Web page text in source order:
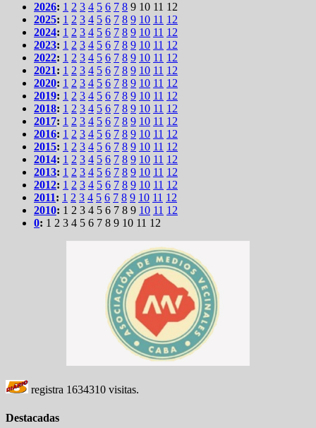
2026: 1 2 3 4 5 6 7 8 9 10 11 12
2025: 1 2 3 4 5 6 7 8 9 10 11 12
2024: 1 2 3 4 5 6 7 8 9 10 11 12
2023: 1 2 3 4 5 6 7 8 9 10 11 12
2022: 1 2 3 4 5 6 7 8 9 10 11 12
2021: 1 2 3 4 5 6 7 8 9 10 11 12
2020: 1 2 3 4 5 6 7 8 9 10 11 12
2019: 1 2 3 4 5 6 7 8 9 10 11 12
2018: 1 2 3 4 5 6 7 8 9 10 11 12
2017: 1 2 3 4 5 6 7 8 9 10 11 12
2016: 1 2 3 4 5 6 7 8 9 10 11 12
2015: 1 2 3 4 5 6 7 8 9 10 11 12
2014: 1 2 3 4 5 6 7 8 9 10 11 12
2013: 1 2 3 4 5 6 7 8 9 10 11 12
2012: 1 2 3 4 5 6 7 8 9 10 11 12
2011: 1 2 3 4 5 6 7 8 9 10 11 12
2010: 1 2 3 4 5 6 7 8 9 10 11 12
0: 1 2 3 4 5 6 7 8 9 10 11 12
registra 1634310 visitas.
Destacadas